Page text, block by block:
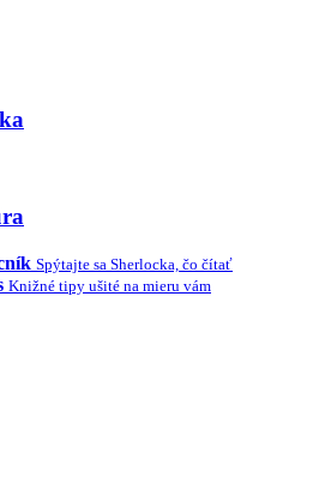
Spýtajte sa Sherlocka, čo čítať
Knižné tipy ušité na mieru vám